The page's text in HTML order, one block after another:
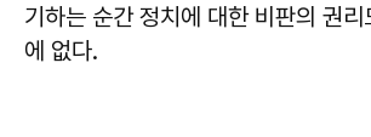
기하는 순간 정치에 대한 비판의 권
에 없다.